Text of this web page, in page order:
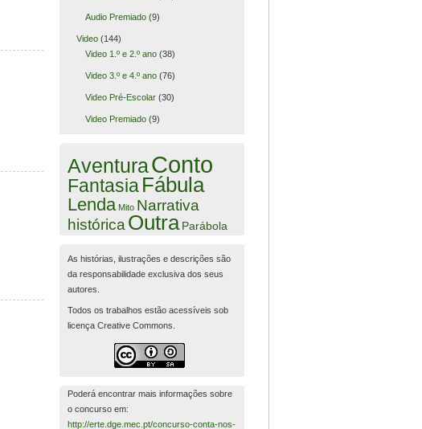
Audio Premiado(9)
Video(144)
Video 1.º e 2.º ano(38)
Video 3.º e 4.º ano(76)
Video Pré-Escolar(30)
Video Premiado(9)
AventuraConto
FantasiaFábula
Lenda Mito Narrativa
históricaOutra Parábola
As histórias, ilustrações e descrições são
da responsabilidade exclusiva dos seus
autores.
Todos os trabalhos estão acessíveis sob
licença Creative Commons.
Poderá encontrar mais informações sobre
o concurso em:
http://erte.dge.mec.pt/concurso-conta-nos-